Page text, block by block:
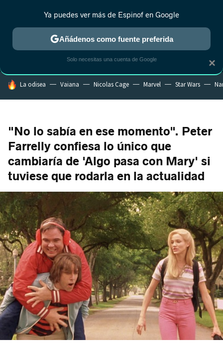
MENÚ NUEVO
ESTRENOS REALITY ANIME RANKINGS CINE
HOY SE HABLA DE
La odisea Vaiana Nicolas Cage Marvel Star Wars
"No lo sabía en ese momento". Peter
Farrelly confiesa lo único que
cambiaría de 'Algo pasa con Mary' si
tuviese que rodarla en la actualidad
×
Ya puedes ver más de Espinof en Google
Añádenos como fuente preferida
Solo necesitas una cuenta de Google